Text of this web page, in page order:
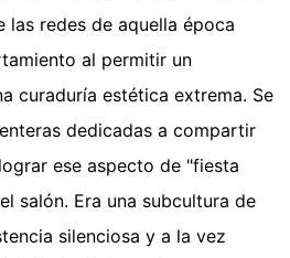
las redes de aquella época
al permitir un
curaduría estética extrema. Se
dedicadas a compartir
ese aspecto de "fiesta
salón. Era una subcultura de
silenciosa y a la vez